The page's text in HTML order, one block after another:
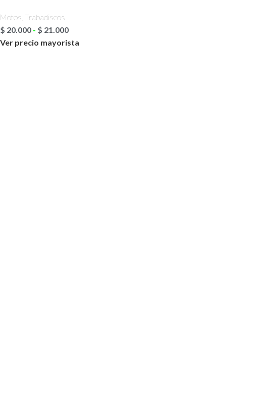
Motos Trabadiscos
$ 20.000 - $ 21.000
Ver precio mayorista